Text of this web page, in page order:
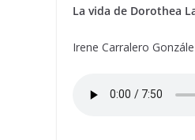
La vida de Dorothea
Irene Carralero